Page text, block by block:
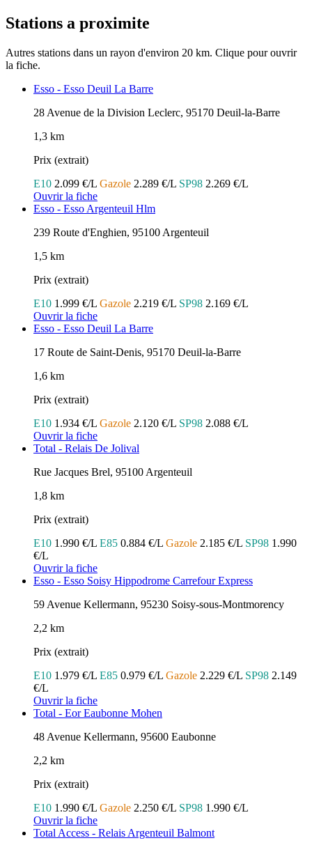
Stations a proximite
Autres stations dans un rayon d'environ 20 km. Clique pour ouvrir
la fiche.
Esso - Esso Deuil La Barre
28 Avenue de la Division Leclerc, 95170 Deuil-la-Barre
1,3 km
Prix (extrait)
E10 2.099 €/L Gazole 2.289 €/L SP98 2.269 €/L
Ouvrir la fiche
Esso - Esso Argenteuil Hlm
239 Route d'Enghien, 95100 Argenteuil
1,5 km
Prix (extrait)
E10 1.999 €/L Gazole 2.219 €/L SP98 2.169 €/L
Ouvrir la fiche
Esso - Esso Deuil La Barre
17 Route de Saint-Denis, 95170 Deuil-la-Barre
1,6 km
Prix (extrait)
E10 1.934 €/L Gazole 2.120 €/L SP98 2.088 €/L
Ouvrir la fiche
Total - Relais De Jolival
Rue Jacques Brel, 95100 Argenteuil
1,8 km
Prix (extrait)
E10 1.990 €/L E85 0.884 €/L Gazole 2.185 €/L SP98 1.990
€/L
Ouvrir la fiche
Esso - Esso Soisy Hippodrome Carrefour Express
59 Avenue Kellermann, 95230 Soisy-sous-Montmorency
2,2 km
Prix (extrait)
E10 1.979 €/L E85 0.979 €/L Gazole 2.229 €/L SP98 2.149
€/L
Ouvrir la fiche
Total - Eor Eaubonne Mohen
48 Avenue Kellermann, 95600 Eaubonne
2,2 km
Prix (extrait)
E10 1.990 €/L Gazole 2.250 €/L SP98 1.990 €/L
Ouvrir la fiche
Total Access - Relais Argenteuil Balmont